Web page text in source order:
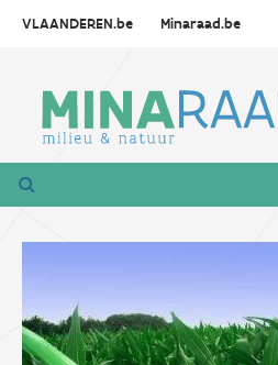
VLAANDEREN.be Minaraad.be